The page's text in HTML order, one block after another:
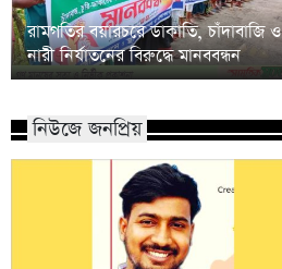
রামগতির বয়ারচরে ডাকাতি, চাঁদাবাজি ও
নারী নির্যাতনের বিরুদ্ধে মানববন্ধন
নিউজে জনপ্রিয়